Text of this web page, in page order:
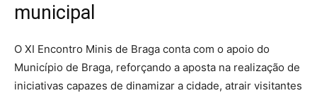
municipal
O XI Encontro Minis de Braga conta com o apoio do
Município de Braga, reforçando a aposta na realização de
iniciativas capazes de dinamizar a cidade, atrair visitantes